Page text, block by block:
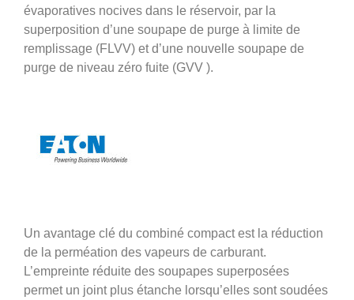
évaporatives nocives dans le réservoir, par la
superposition d’une soupape de purge à limite de
remplissage (FLVV) et d’une nouvelle soupape de
purge de niveau zéro fuite (GVV ).
Un avantage clé du combiné compact est la réduction
de la perméation des vapeurs de carburant.
L’empreinte réduite des soupapes superposées
permet un joint plus étanche lorsqu’elles sont soudées